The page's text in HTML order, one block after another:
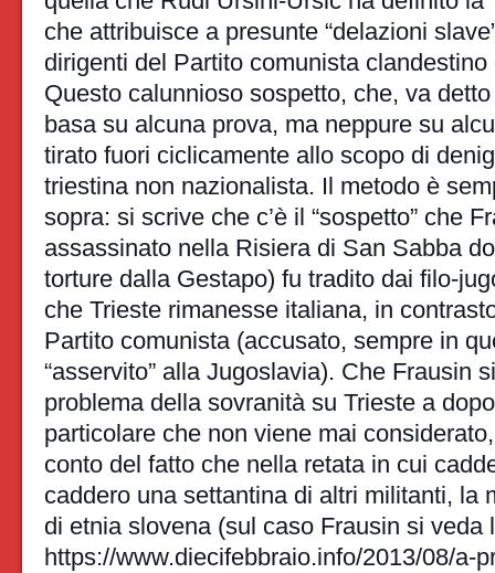
che attribuisce a presunte “delazioni
dirigenti del Partito comunista
Questo calunnioso sospetto, che, va
basa su alcuna prova, ma neppure su
tirato fuori ciclicamente allo scopo di
triestina non nazionalista. Il metodo è
sopra: si scrive che c’è il “sospetto” che
assassinato nella Risiera di San Sabba
torture dalla Gestapo) fu tradito dai filo-
che Trieste rimanesse italiana, in
Partito comunista (accusato, sempre in
“asservito” alla Jugoslavia). Che Frausin
problema della sovranità su Trieste a
particolare che non viene mai
conto del fatto che nella retata in cui
caddero una settantina di altri militanti, la
di etnia slovena (sul caso Frausin si veda
https://www.diecifebbraio.info/2013/08/a-